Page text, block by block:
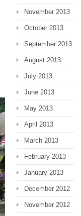
November 2013
October 2013
September 2013
August 2013
July 2013
June 2013
May 2013
April 2013
March 2013
February 2013
January 2013
December 2012
November 2012